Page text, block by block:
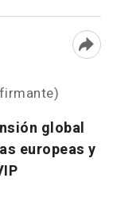
global
europeas y